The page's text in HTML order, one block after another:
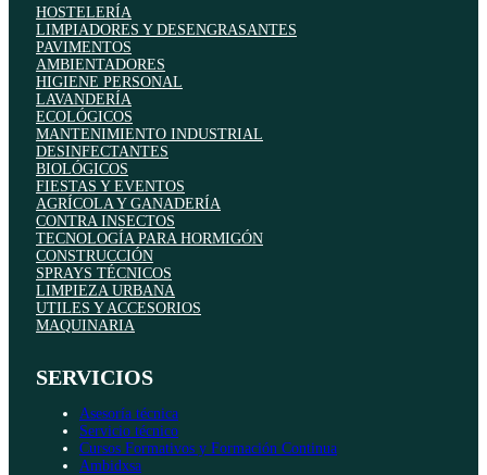
HOSTELERÍA
LIMPIADORES Y DESENGRASANTES
PAVIMENTOS
AMBIENTADORES
HIGIENE PERSONAL
LAVANDERÍA
ECOLÓGICOS
MANTENIMIENTO INDUSTRIAL
DESINFECTANTES
BIOLÓGICOS
FIESTAS Y EVENTOS
AGRÍCOLA Y GANADERÍA
CONTRA INSECTOS
TECNOLOGÍA PARA HORMIGÓN
CONSTRUCCIÓN
SPRAYS TÉCNICOS
LIMPIEZA URBANA
UTILES Y ACCESORIOS
MAQUINARIA
SERVICIOS
Asesoría técnica
Servicio técnico
Cursos Formativos y Formación Continua
Ambidxsa